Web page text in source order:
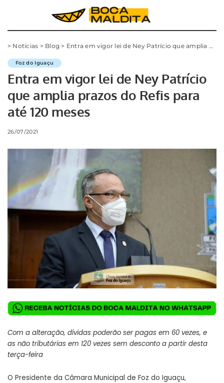
> Notícias > Blog > Entra em vigor lei de Ney Patrício que amplia prazos do Refis para até 120 meses
Foz do Iguaçu
Entra em vigor lei de Ney Patrício
que amplia prazos do Refis para
até 120 meses
26/07/2021
Com a alteração, dívidas poderão ser pagas em 60 vezes, e
as não tributárias em 120 vezes sem desconto a partir desta
terça-feira
O Presidente da Câmara Municipal de Foz do Iguaçu,